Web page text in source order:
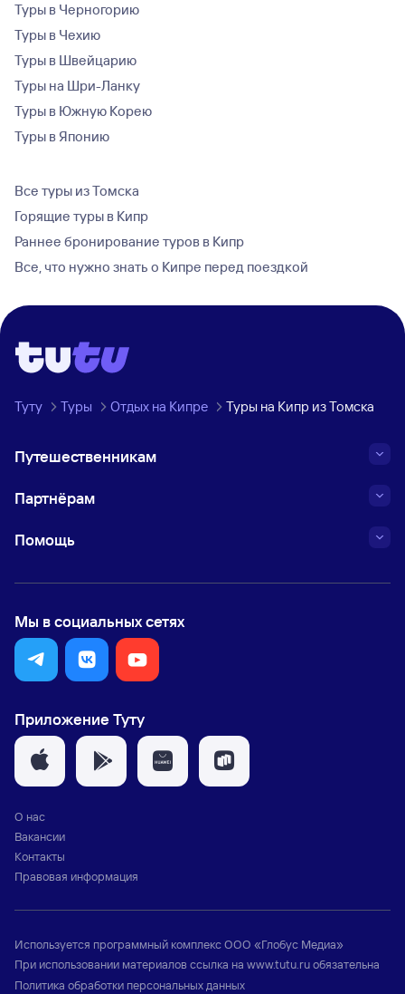
Туры в Черногорию
Туры в Чехию
Туры в Швейцарию
Туры на Шри-Ланку
Туры в Южную Корею
Туры в Японию
Все туры из Томска
Горящие туры в Кипр
Раннее бронирование туров в Кипр
Все, что нужно знать о Кипре перед поездкой
Туту Туры Отдых на Кипре Туры на Кипр из Томска
Путешественникам
Партнёрам
Помощь
Мы в социальных сетях
Приложение Туту
О нас
Вакансии
Контакты
Правовая информация
Используется программный комплексООО «Глобус Медиа»
При использовании материалов ссылка на www.tutu.ruобязательна
Политика обработки персональных данных